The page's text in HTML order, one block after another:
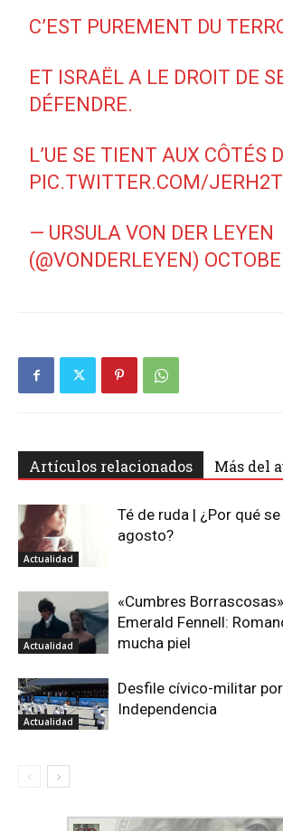
C’EST PUREMENT DU
ET ISRAËL A LE DROIT DE
DÉFENDRE.
L’UE SE TIENT AUX CÔTÉS
PIC.TWITTER.COM/
— URSULA VON DER LEYEN
(@VONDERLEYEN)
Artículos relacionados Más del
Actualidad
Té de ruda | ¿Por qué
agosto?
Actualidad
«Cumbres
Emerald Fennell:
mucha piel
Actualidad
Desfile cívico-militar
Independencia